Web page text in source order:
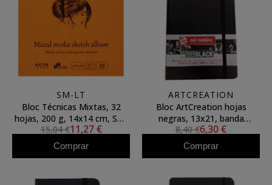
SM-LT
Bloc Técnicas Mixtas, 32
hojas, 200 g, 14x14 cm, SM-
LT
15,04 €11,27 €
Comprar
ARTCREATION
Bloc ArtCreation hojas
negras, 13x21, banda
elastica, 80 h, 140 gr.
8,40 €6,30 €
Comprar